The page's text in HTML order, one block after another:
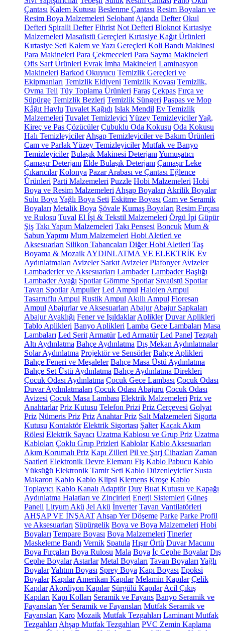
Çantası Kalem Kutusu Beslenme Çantası Resim Boyaları ve
Resim Boya Malzemeleri Selobant Ajanda Defter Okul
Defteri Spiralli Defter Fihrist Not Defteri Bloknot Kırtasiye
Malzemeleri Masaüstü Gereçleri Kırtasiye Kağıt Ürünleri
Kırtasiye Seti Kalem ve Yazı Gereçleri Koli Bandı Makinesi
Para Makineleri Para Çekmeceleri Para Sayma Makineleri
Ofis Sarf Ürünleri Evrak İmha Makineleri Laminasyon
Makineleri Barkod Okuyucu Temizlik Gereçleri ve
Ekipmanları Temizlik Eldiveni Temizlik Kovası Temizlik,
Ovma Teli Tüy Toplama Ürünleri Faraş Çekpas Fırça ve
Süpürge Temizlik Bezleri Temizlik Süngeri Paspas ve Mop
Kâğıt Havlu Tuvalet Kağıdı Islak Mendil Ev Temizlik
Malzemeleri Tuvalet Temizleyici Yüzey TemizleyicilerYağ,
Kireç ve Pas Çözücüler Çubuklu Oda Kokusu Oda Kokusu
Halı Temizleyiciler Ahşap Temizleyiciler ve Bakım Ürünleri
Cam ve Parlak Yüzey Temizleyiciler Mutfak ve Banyo
Temizleyiciler Bulaşık Makinesi Deterjanı Yumuşatıcı
Çamaşır Deterjanı Elde Bulaşık Deterjanı Çamaşır Leke
Çıkarıcılar Kolonya Pazar Arabası ve Çantası Eğlence
Ürünleri Parti Malzemeleri Puzzle Hobi Malzemeleri Hobi
Boya ve Resim Malzemeleri Ahşap Boyaları Akrilik Boyalar
Sulu Boya Yağlı Boya Seti Eskitme Boyası Cam ve Seramik
Boyaları Metalik Boya Şövale Kumaş Boyaları Resim Fırçası
ve Rulosu Tuval El İşi & Tekstil Malzemeleri Örgü İpi Güpür
Şiş Takı Yapım Malzemeleri Takı Pensesi Boncuk Mum &
Sabun Yapımı Mum Malzemeleri Hobi Aletleri ve
Aksesuarları Silikon Tabancaları Diğer Hobi Aletleri Taş
Boyama & Mozaik AYDINLATMA VE ELEKTRİK Ev
Aydınlatmaları Avizeler Sarkıt Avizeler Plafonyer Avizeler
Lambaderler ve Aksesuarları Lambader Lambader Başlığı
Lambader Ayağı Spotlar Gömme Spotlar Sıvaüstü Spotlar
Tavan Spotlar Ampuller Led Ampul Halojen Ampul
Tasarruflu Ampul Rustik Ampul Akıllı Ampul Floresan
Ampul Abajurlar ve Aksesuarları Abajur Abajur Şapkaları
Abajur Ayaklığı Fener ve Işıldaklar Aplikler Duvar Aplikleri
Tablo Aplikleri Banyo Aplikleri Lamba Gece Lambaları Masa
Lambaları Led Şerit Armatür Led Armatür Led Panel Tezgah
Altı Aydınlatma Bahçe Aydınlatma Dış Mekan Aydınlatmalar
Solar Aydınlatma Projektör ve Sensörler Bahçe Aplikleri
Bahçe Feneri ve Meşaleler Bahçe Masa Üstü Aydınlatma
Bahçe Set Üstü Aydınlatma Bahçe Aydınlatma Direkleri
Çocuk Odası Aydınlatma Çocuk Gece Lambası Çocuk Odası
Duvar Aydınlatmaları Çocuk Odası Abajuru Çocuk Odası
Avizesi Çocuk Masa Lambası Elektrik Malzemeleri Priz ve
Anahtarlar Priz Kutusu Telefon Prizi Priz Çerçevesi Golyat
Priz Nümeris Priz Priz Anahtar Priz Şalt Malzemeleri Sigorta
Kutusu Kontaktör Elektrik Sigortası Şalter Kaçak Akım
Rölesi Elektrik Sayacı Uzatma Kablosu ve Grup Priz Uzatma
Kabloları Çoklu Grup Prizleri Kablolar Kablo Aksesuarları
Akım Korumalı Priz Kapı Zilleri Pil ve Şarj Cihazları Zaman
Saatleri Elektronik Devre Elemanı Fiş Kablo Pabucu Kablo
Yüksüğü Elektronik Tamir Seti Kablo Düzenleyiciler Susta
Makaron Kablo Kablo Klipsi Klemens Kroşe Kablo
Toplayıcı Kablo Kanalı Adaptör Duy Buat Kutusu ve Kapağı
Aydınlatma Halatları ve Zincirleri Enerji Sistemleri Güneş
Paneli Lityum Akü Jel Akü İnverter Tavan Vantilatörleri
AHŞAP VE İNŞAAT Ahşap Yer Döşeme Parke Parke Profil
ve Aksesuarları Süpürgelik Boya ve Boya Malzemeleri Hobi
Boyaları Tempare Boyası Boya Malzemeleri Tinerler
Maskeleme Bandı Vernik Spatula Hışır Örtü Duvar Macunu
Boya Fırçaları Boya Rulosu Mala Boya İç Cephe Boyalar Dış
Cephe Boyalar Astarlar Metal Boyaları Tavan Boyaları Yağlı
BoyalarYalıtım Boyası Sprey Boya Kapı Boyası Epoksi
Boyalar Kapılar Amerikan Kapılar Melamin Kapılar Çelik
Kapılar Akordiyon Kapılar Sürgülü Kapılar Acil Çıkış
Kapıları Kapı Kolları Seramik ve Fayans Banyo Seramik ve
Fayansları Yer Seramik ve Fayansları Mutfak Seramik ve
Fayansları Karo Mozaik Mutfak Tezgahları Laminant Mutfak
Tezgahları Ahşap Mutfak Tezgahları PVC Zemin Kaplama